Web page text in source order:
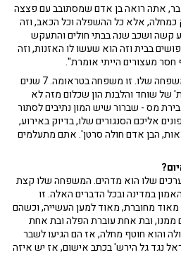
אתה רואה בן אדם שמסתובב עם פצצה
אלא כל ההשפלה וכל הכאב, וזה
קשה ושכב שנה בבתי חולים והתעקש
בבית וזה הוא שעשו לו האזנות, וזה
מעצורים הייתי אומרת".
לדבריה, "הוא חי את זה, הוא והמשפחה שלו. זו משפחה בטראומה. 7 שנים
של שוחד והלבנת הון שכלום מזה לא
מס - שברור שיש המון נתיבים לסתור
אליכם הסנגורים שלו, בדיוק באירוע,
הבן אדם חולה סרטן'. אתם מתעלמים
שלו הוא מדהים. המשפחה שלו קצת
במדינה ובכל הדברים האלה. זו
מאוד מחוברת, מאוד למען העשייה, וכשהם
ממנו, ובת אחת עוברת הפלה ובת אחת
והוא חוטף מחלה, אז הם הגיעו לשבר
נגד גל הירש' בכתב אישום, אז יש איזה